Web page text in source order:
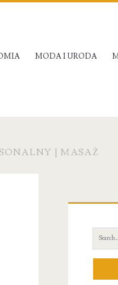
MODA I URODA
| MASAŻ
Search
for: